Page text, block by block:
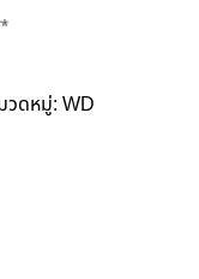
วดหมู่: WD